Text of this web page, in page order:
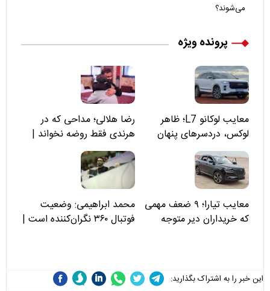
می‌شوند؟
پرونده ویژه
معایب لوکانو L7؛ ظاهر
لوکس، دردسرهای پنهان
رضا هلالی؛ مداحی که در
هرندی فقط روضه نخواند |
مسئولان «تکیه‌گاه آقا مرتضی
علی(ع)» را جدی‌تر ببینند
معایب تیارا؛ ۹ ضعف مهمی
که خریداران دیر متوجه
محمد ابراهیمی: وضعیت
فوتبال ۳۶۰ نگران‌کننده است |
این خبر را به اشتراک بگذارید: